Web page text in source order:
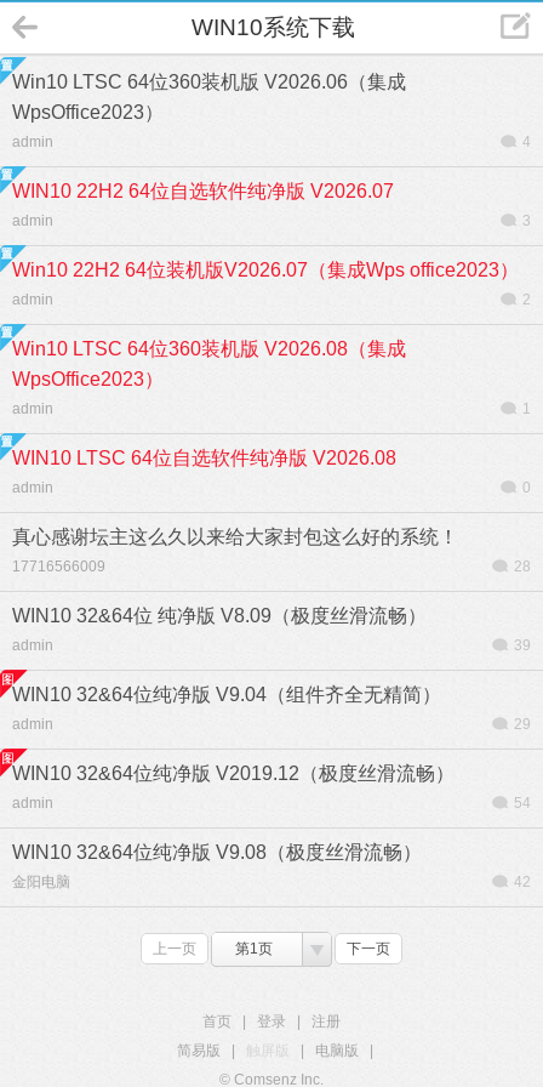
WIN10系统下载
Win10 LTSC 64位360装机版 V2026.06（集成
WpsOffice2023）
admin 4
WIN10 22H2 64位自选软件纯净版 V2026.07
admin 3
Win10 22H2 64位装机版V2026.07（集成Wps office2023）
admin 2
Win10 LTSC 64位360装机版 V2026.08（集成
WpsOffice2023）
admin 1
WIN10 LTSC 64位自选软件纯净版 V2026.08
admin 0
真心感谢坛主这么久以来给大家封包这么好的系统！
17716566009 28
WIN10 32&64位 纯净版 V8.09（极度丝滑流畅）
admin 39
WIN10 32&64位纯净版 V9.04（组件齐全无精简）
admin 29
WIN10 32&64位纯净版 V2019.12（极度丝滑流畅）
admin 54
WIN10 32&64位纯净版 V9.08（极度丝滑流畅）
金阳电脑 42
上一页 第1页 下一页
首页 登录
注册
简易版
触屏版 电脑版
© Comsenz Inc.